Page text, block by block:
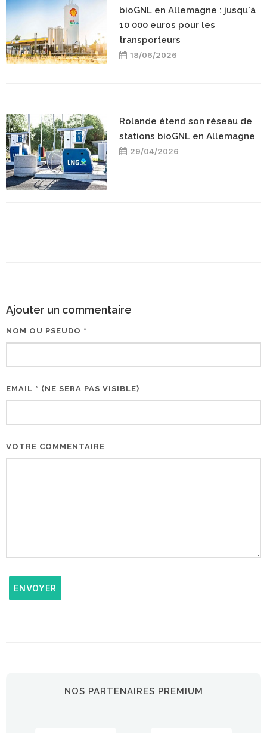
bioGNL en Allemagne : jusqu'à
10 000 euros pour les
transporteurs
18/06/2026
Rolande étend son réseau de
stations bioGNL en Allemagne
29/04/2026
Ajouter un commentaire
NOM OU PSEUDO *
EMAIL * (NE SERA PAS VISIBLE)
VOTRE COMMENTAIRE
ENVOYER
NOS PARTENAIRES PREMIUM